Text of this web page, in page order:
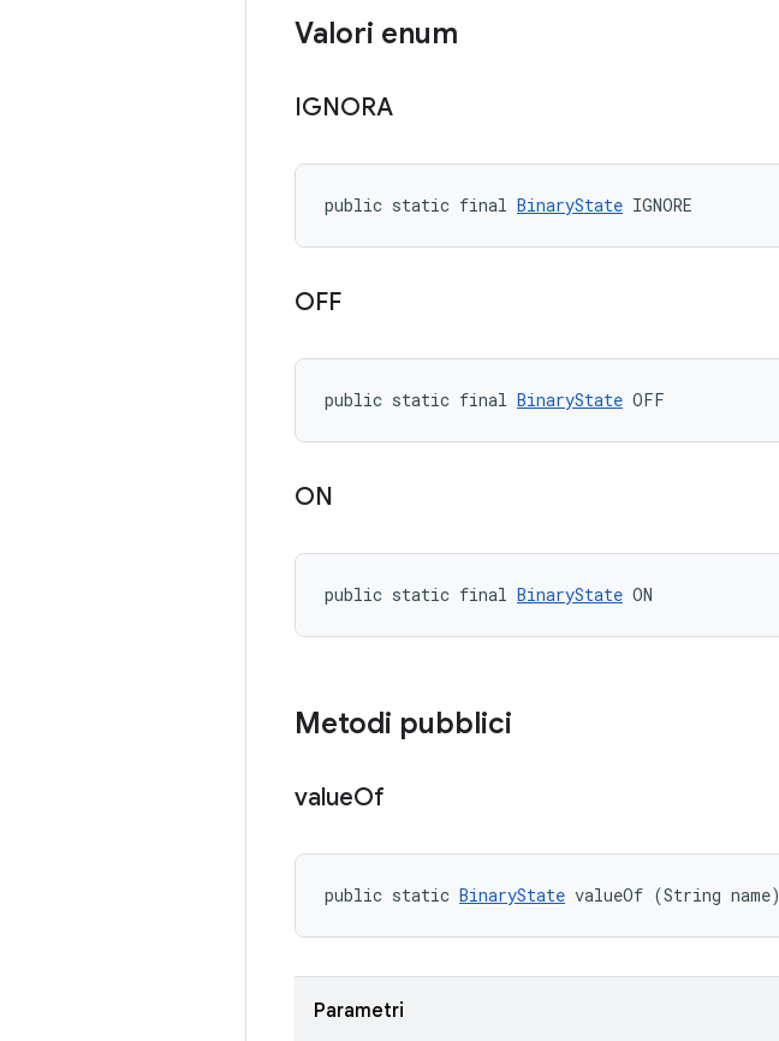
Valori enum
IGNORA
public static final BinaryState IGNORE
OFF
public static final BinaryState OFF
ON
public static final BinaryState ON
Metodi pubblici
valueOf
public static BinaryState valueOf (String name)
Parametri